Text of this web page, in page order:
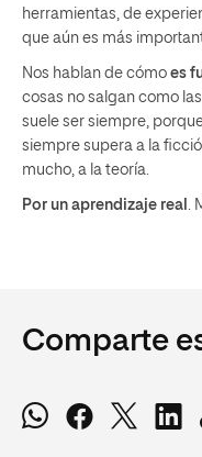
herramientas, de
que aún es más
Nos hablan de cómo es
cosas no salgan como
suele ser siempre,
siempre supera a la
mucho, a la teoría.
Por un aprendizaje real .
Comparte